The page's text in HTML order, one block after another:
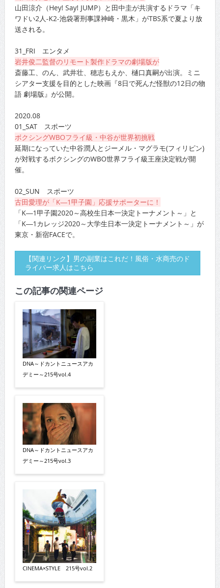
山田涼介（Hey! Say! JUMP）と田中圭が共演するドラマ「キ
ワドい2人-K2-池袋署刑事課神崎・黒木」がTBS系で夏より放
送される。
31_FRI エンタメ
岩井俊二監督のリモート製作ドラマの劇場版が
斎藤工、のん、武井壮、穂志もえか、樋口真嗣が出演。ミニ
シアター支援を目的とした映画『8日で死んだ怪獣の12日の物
語 劇場版』が公開。
2020.08
01_SAT スポーツ
ボクシングWBOフライ級・中谷が世界初挑戦
延期になっていた中谷潤人とジーメル・マグラモ(フィリピン)
が対戦するボクシングのWBO世界フライ級王座決定戦が開
催。
02_SUN スポーツ
古田愛理が「K―1甲子園」応援サポーターに！
「K―1甲子園2020～高校生日本一決定トーナメント～」と
「K―1カレッジ2020～大学生日本一決定トーナメント～」が
東京・新宿FACEで。
【関連リンク】男の副業はこれだ！風俗・水商売のド
ライバー求人はこちら
この記事の関連ページ
DNA～ドカントニュースアカ
デミー～215号vol.4
DNA～ドカントニュースアカ
デミー～215号vol.3
CINEMA×STYLE 215号vol.2